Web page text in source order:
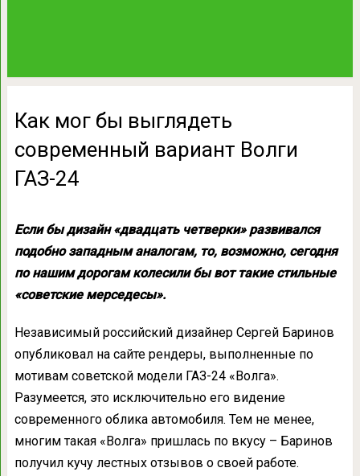
Как мог бы выглядеть
современный вариант Волги
ГАЗ-24
Если бы дизайн «двадцать четверки» развивался
подобно западным аналогам, то, возможно, сегодня
по нашим дорогам колесили бы вот такие стильные
«советские мерседесы».
Независимый российский дизайнер Сергей Баринов
опубликовал на сайте рендеры, выполненные по
мотивам советской модели ГАЗ-24 «Волга».
Разумеется, это исключительно его видение
современного облика автомобиля. Тем не менее,
многим такая «Волга» пришлась по вкусу – Баринов
получил кучу лестных отзывов о своей работе.